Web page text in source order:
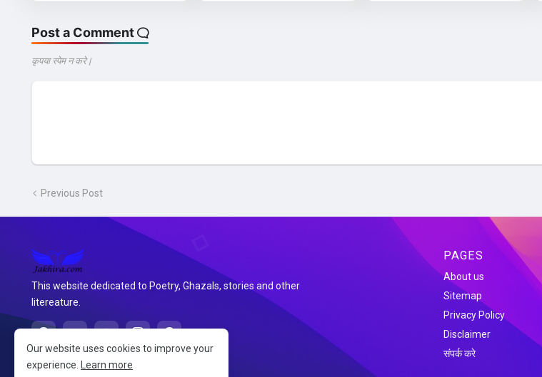
Post a Comment
कृपया स्पेम न करे |
Previous Post
This website dedicated to Poetry, Ghazals, stories and other
litereature.
PAGES
About us
Sitemap
Privacy Policy
Disclaimer
संपर्क करे
Our website uses cookies to improve your
experience.
Learn more